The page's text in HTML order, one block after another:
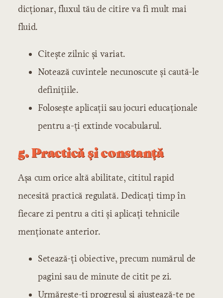
dicționar, fluxul tău de citire va fi mult mai
fluid.
Citește zilnic și variat.
Notează cuvintele necunoscute și caută-le
definițiile.
Folosește aplicații sau jocuri educaționale
pentru a-ți extinde vocabularul.
5. Practică și constanță
Așa cum orice altă abilitate, cititul rapid
necesită practică regulată. Dedicați timp în
fiecare zi pentru a citi și aplicați tehnicile
menționate anterior.
Setează-ți obiective, precum numărul de
pagini sau de minute de citit pe zi.
Urmărește-ți progresul și ajustează-te pe